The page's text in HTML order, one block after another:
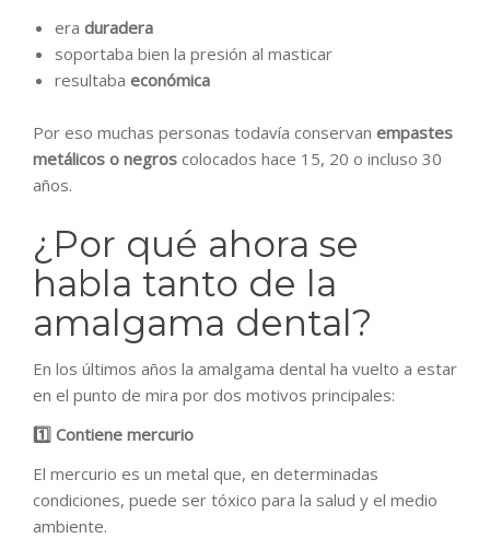
era duradera
soportaba bien la presión al masticar
resultaba económica
Por eso muchas personas todavía conservan empastes
metálicos o negros colocados hace 15, 20 o incluso 30
años.
¿Por qué ahora se
habla tanto de la
amalgama dental?
En los últimos años la amalgama dental ha vuelto a estar
en el punto de mira por dos motivos principales:
1️ ⃣ Contiene mercurio
El mercurio es un metal que, en determinadas
condiciones, puede ser tóxico para la salud y el medio
ambiente.